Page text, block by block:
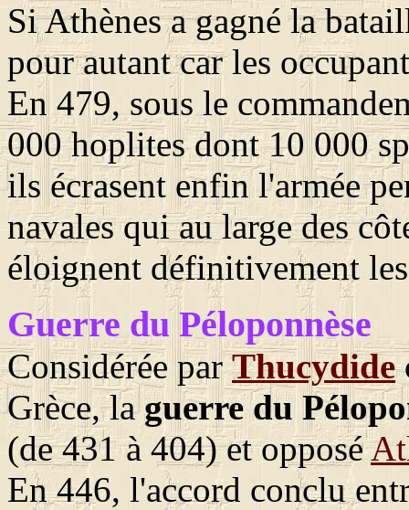
Si Athènes a gagné la
pour autant car les
En 479, sous le
000 hoplites dont 10 000
ils écrasent enfin l'armée
navales qui au large des
éloignent définitivement
Guerre du Péloponnèse
Considérée parThucydide
Grèce, laguerre du
(de 431 à 404) et opposé
En 446, l'accord conclu